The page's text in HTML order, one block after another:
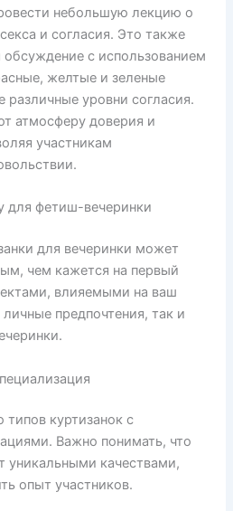
небольшую лекцию о
и согласия. Это также
с использованием
желтые и зеленые
уровни согласия.
атмосферу доверия и
участникам
для фетиш-вечеринки
для вечеринки может
чем кажется на первый
влияемыми на ваш
предпочтения, так и
куртизанок с
Важно понимать, что
уникальными качествами,
опыт участников.